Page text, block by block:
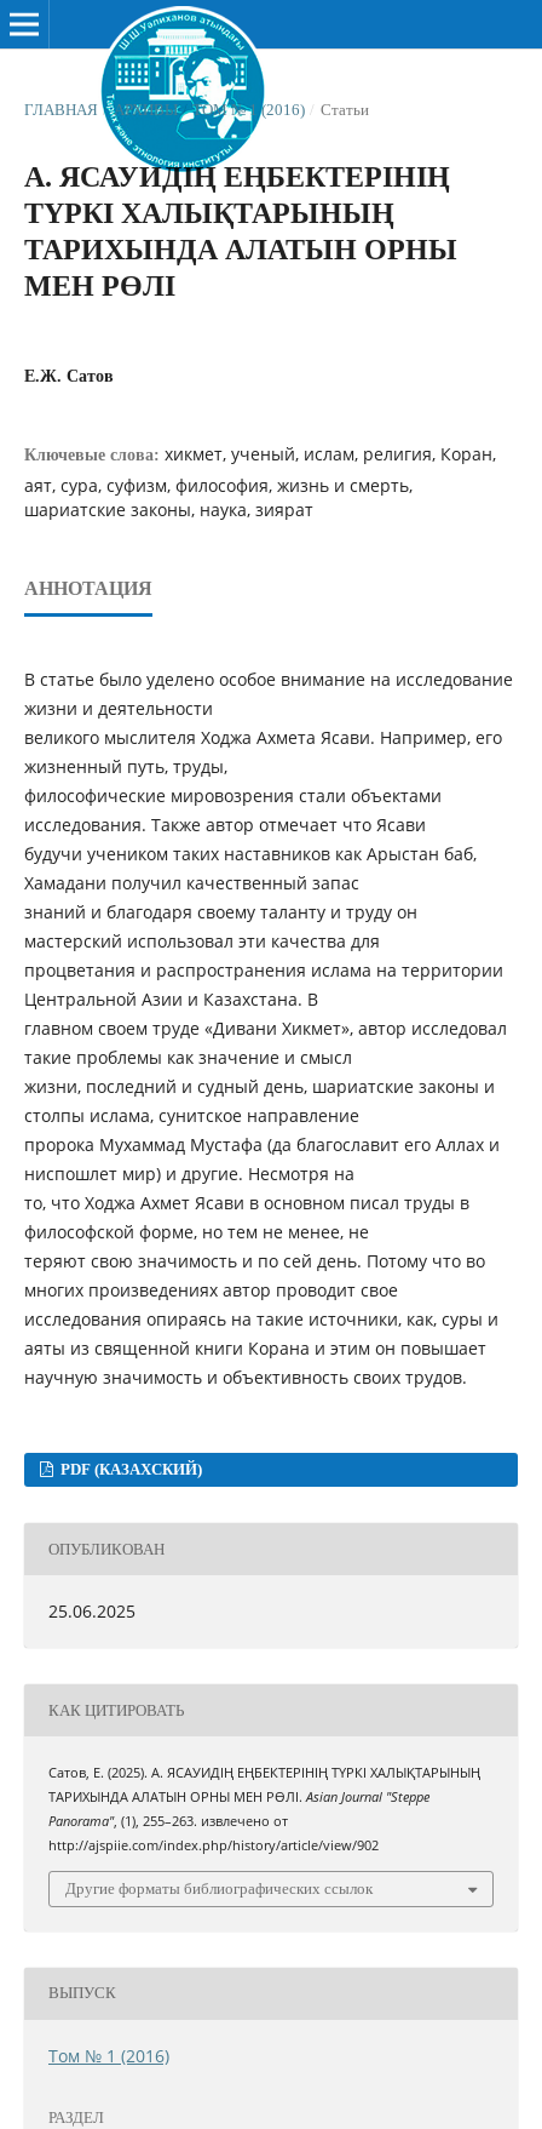
ГЛАВНАЯ / АРХИВЫ / ТОМ № 1 (2016) / Статьи
А. ЯСАУИДІҢ ЕҢБЕКТЕРІНІҢ
ТҮРКІ ХАЛЫҚТАРЫНЫҢ
ТАРИХЫНДА АЛАТЫН ОРНЫ
МЕН РӨЛІ
Е.Ж. Сатов
Ключевые слова: хикмет, ученый, ислам, религия, Коран,
аят, сура, суфизм, философия, жизнь и смерть,
шариатские законы, наука, зиярат
АННОТАЦИЯ
В статье было уделено особое внимание на исследование
жизни и деятельности
великого мыслителя Ходжа Ахмета Ясави. Например, его
жизненный путь, труды,
философические мировозрения стали объектами
исследования. Также автор отмечает что Ясави
будучи учеником таких наставников как Арыстан баб,
Хамадани получил качественный запас
знаний и благодаря своему таланту и труду он
мастерский использовал эти качества для
процветания и распространения ислама на территории
Центральной Азии и Казахстана. В
главном своем труде «Дивани Хикмет», автор исследовал
такие проблемы как значение и смысл
жизни, последний и судный день, шариатские законы и
столпы ислама, сунитское направление
пророка Мухаммад Мустафа (да благославит его Аллах и
ниспошлет мир) и другие. Несмотря на
то, что Ходжа Ахмет Ясави в основном писал труды в
философской форме, но тем не менее, не
теряют свою значимость и по сей день. Потому что во
многих произведениях автор проводит свое
исследования опираясь на такие источники, как, суры и
аяты из священной книги Корана и этим он повышает
научную значимость и объективность своих трудов.
PDF (КАЗАХСКИЙ)
ОПУБЛИКОВАН
25.06.2025
КАК ЦИТИРОВАТЬ
Сатов, Е. (2025). А. ЯСАУИДІҢ ЕҢБЕКТЕРІНІҢ ТҮРКІ ХАЛЫҚТАРЫНЫҢ
ТАРИХЫНДА АЛАТЫН ОРНЫ МЕН РӨЛІ.Asian Journal "Steppe
Panorama", (1), 255–263. извлечено от
http://ajspiie.com/index.php/history/article/view/902
Другие форматы библиографических ссылок
ВЫПУСК
Том № 1 (2016)
РАЗДЕЛ